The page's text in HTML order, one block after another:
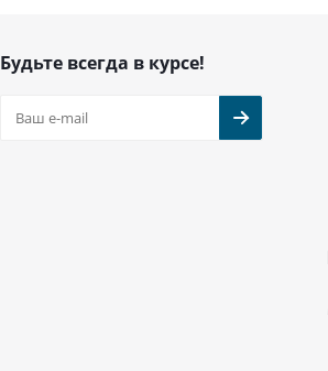
Будьте всегда в курсе!